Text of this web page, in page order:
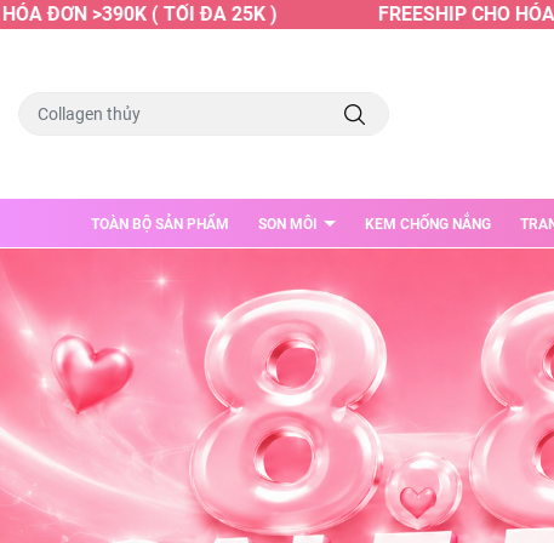
>390K ( TỐI ĐA 25K ) FREESHIP CHO HÓA
TOÀN BỘ SẢN PHẨM SON MÔI KEM CHỐNG NẮNG